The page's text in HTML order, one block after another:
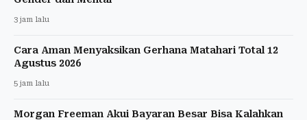
3 jam lalu
Cara Aman Menyaksikan Gerhana Matahari Total 12
Agustus 2026
5 jam lalu
Morgan Freeman Akui Bayaran Besar Bisa Kalahkan